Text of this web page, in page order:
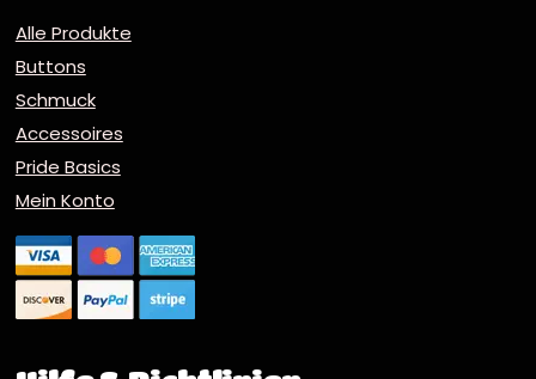
Alle Produkte
Buttons
Schmuck
Accessoires
Pride Basics
Mein Konto